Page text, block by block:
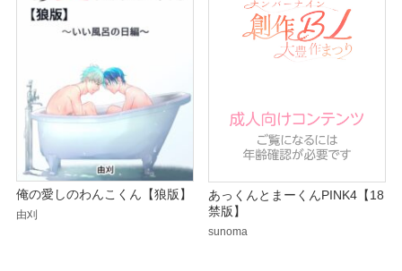
俺の愛しのわんこくん【狼版】
由刈
あっくんとまーくんPINK4【18
禁版】
sunoma